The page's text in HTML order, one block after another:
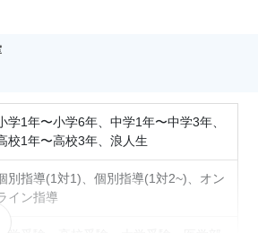
学1年〜小学6年、中学1年〜中学3年、
校1年〜高校3年、浪人生
別指導(1対1)、個別指導(1対2~)、オン
イン指導